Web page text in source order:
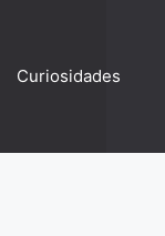
Curiosidades